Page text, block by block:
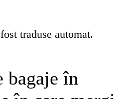
traduse automat.
bagaje în